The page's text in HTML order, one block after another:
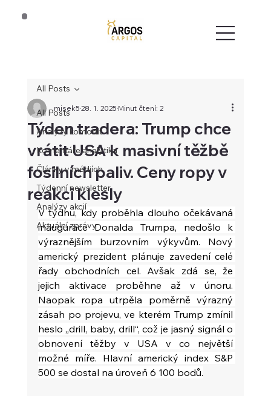
All Posts
Analýzy komodit
Komentáře analytika
Články v médiích
Týdenní newsletter
Analýzy akcií
Aktuální zprávy
All Posts
Týden tradera: Trump chce
vrátit USA k masivní těžbě
fosilních paliv. Ceny ropy v
reakci klesly
misek528. 1. 2025Minut čtení: 2
V týdnu, kdy proběhla dlouho očekávaná
inaugurace Donalda Trumpa, nedošlo k
výraznějším burzovním výkyvům. Nový
americký prezident plánuje zavedení celé
řady obchodních cel. Avšak zdá se, že
jejich aktivace proběhne až v únoru.
Naopak ropa utrpěla poměrně výrazný
zásah po projevu, ve kterém Trump zmínil
heslo „drill, baby, drill“, což je jasný signál o
obnovení těžby v USA v co největší
možné míře. Hlavní americký index S&P
500 se dostal na úroveň 6 100 bodů.